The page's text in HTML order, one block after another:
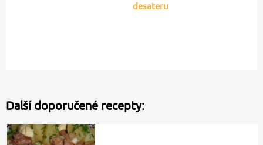
desateru
Další doporučené recepty: